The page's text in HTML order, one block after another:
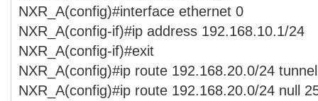
NXR_A(config)#interface ethernet 0
NXR_A(config-if)#ip address 192.168.10.1/24
NXR_A(config-if)#exit
NXR_A(config)#ip route 192.168.20.0/24
NXR_A(config)#ip route 192.168.20.0/24 null